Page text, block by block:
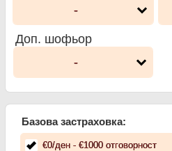
-
Доп. шофьор
-
Базова застраховка:
€0/ден- €1000отговорност